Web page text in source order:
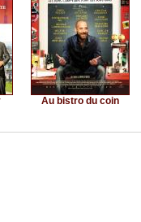
Au bistro du coin